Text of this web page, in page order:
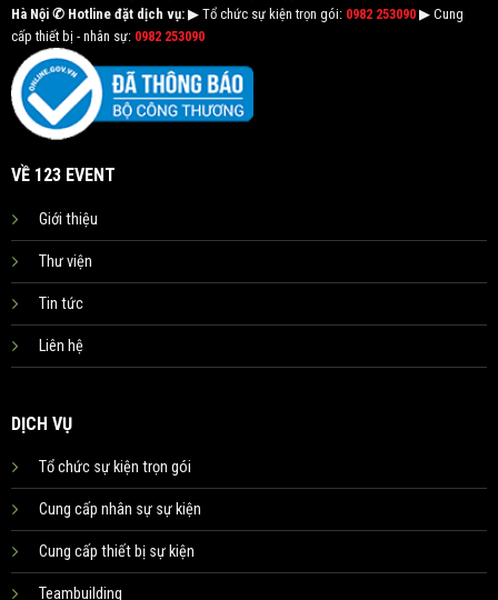
Hà Nội ✆ Hotline đặt dịch vụ:▶ Tổ chức sự kiện trọn gói: 0982 253090▶ Cung
cấp thiết bị - nhân sự: 0982 253090
VỀ 123 EVENT
Giới thiệu
Thư viện
Tin tức
Liên hệ
DỊCH VỤ
Tổ chức sự kiện trọn gói
Cung cấp nhân sự sự kiện
Cung cấp thiết bị sự kiện
Teambuilding